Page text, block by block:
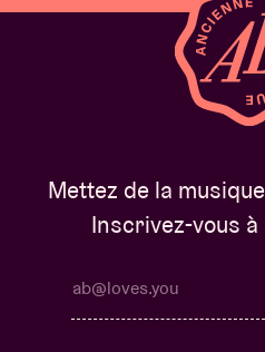
Mettez de la
Inscrivez-vous